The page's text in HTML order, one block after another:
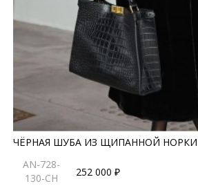
ЧЁРНАЯ ШУБА ИЗ ЩИПАННОЙ НОРКИ
AN-728-
130-CH
252 000 ₽